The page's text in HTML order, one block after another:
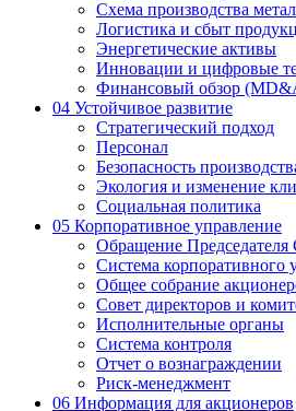
Схема производства
Логистика и сбыт
Энергетические активы
Инновации и цифровые
Финансовый обзор
04 Устойчивое развитие
Стратегический подход
Персонал
Безопасность
Экология и изменение
Социальная политика
05 Корпоративное управление
Обращение Председателя
Система корпоративного
Общее собрание
Совет директоров и
Исполнительные органы
Система контроля
Отчет о вознаграждении
Риск-менеджмент
06 Информация для акционеров